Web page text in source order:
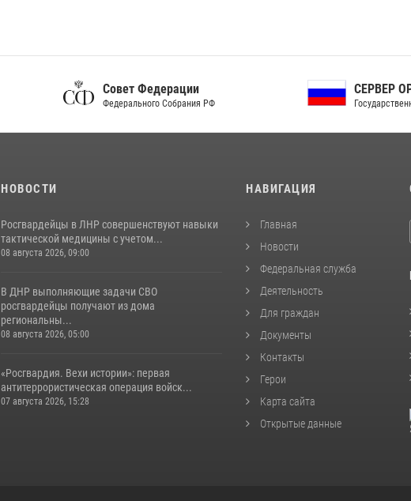
Совет Федерации
Федерального Собрания РФ
СЕРВЕР ОРГАНОВ
Государственной власти РФ
НОВОСТИ
Росгвардейцы в ЛНР совершенствуют навыки
тактической медицины с учетом...
08 августа 2026, 09:00
В ДНР выполняющие задачи СВО
росгвардейцы получают из дома
региональны...
08 августа 2026, 05:00
«Росгвардия. Вехи истории»: первая
антитеррористическая операция войск...
07 августа 2026, 15:28
НАВИГАЦИЯ
Главная
Новости
Федеральная служба
Деятельность
Для граждан
Документы
Контакты
Герои
Карта сайта
Открытые данные